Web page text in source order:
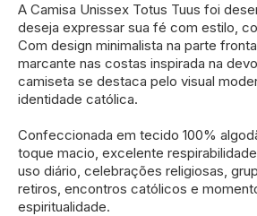
A Camisa Unissex Totus Tuus foi
deseja expressar sua fé com estilo,
Com design minimalista na parte
marcante nas costas inspirada na
camiseta se destaca pelo visual
identidade católica.
Confeccionada em tecido 100%
toque macio, excelente
uso diário, celebrações religiosas,
retiros, encontros católicos e
espiritualidade.